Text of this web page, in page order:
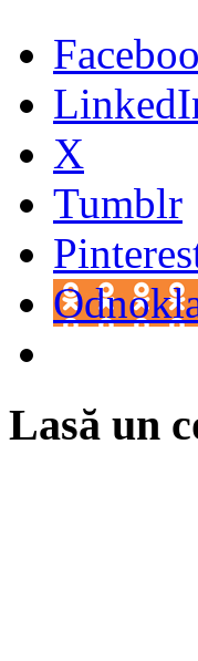
X
Tumblr
Lasă un